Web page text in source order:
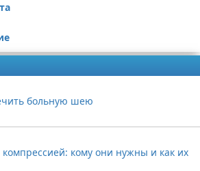
больную шею
кому они нужны и как их